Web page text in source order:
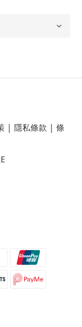
| 隱私條款 | 條